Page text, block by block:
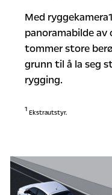
Med
panoramabilde av
tommer store
grunn til å la seg
rygging.
1Ekstrautstyr.